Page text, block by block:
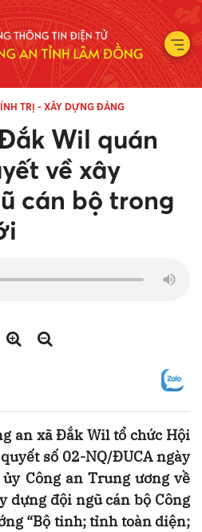
TRỊ - XÂY DỰNG ĐẢNG
Wil quán
về xây
cán bộ trong
an xã Đắk Wil tổ chức Hội
số 02-NQ/ĐUCA ngày
Công an Trung ương về
dựng đội ngũ cán bộ Công
“Bộ tinh; tỉnh toàn diện;